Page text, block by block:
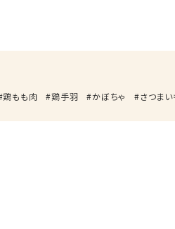
鶏もも肉 鶏手羽 かぼちゃ さつまい